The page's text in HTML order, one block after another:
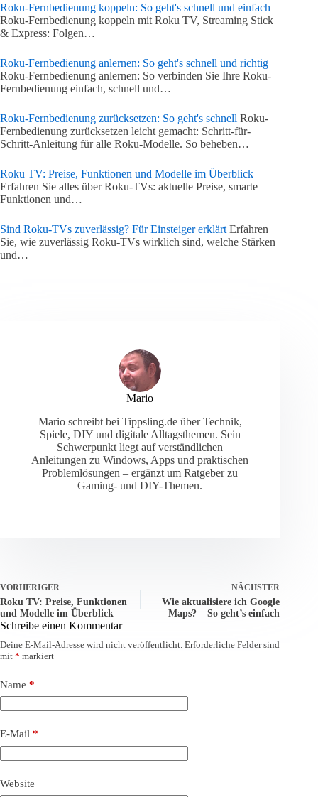
Roku-Fernbedienung koppeln: So geht's schnell und einfach
Roku-Fernbedienung koppeln mit Roku TV, Streaming Stick
& Express: Folgen…
Roku-Fernbedienung anlernen: So geht's schnell und richtig
Roku-Fernbedienung anlernen: So verbinden Sie Ihre Roku-
Fernbedienung einfach, schnell und…
Roku-Fernbedienung zurücksetzen: So geht's schnell Roku-
Fernbedienung zurücksetzen leicht gemacht: Schritt-für-
Schritt-Anleitung für alle Roku-Modelle. So beheben…
Roku TV: Preise, Funktionen und Modelle im Überblick
Erfahren Sie alles über Roku‑TVs: aktuelle Preise, smarte
Funktionen und…
Sind Roku‑TVs zuverlässig? Für Einsteiger erklärt Erfahren
Sie, wie zuverlässig Roku-TVs wirklich sind, welche Stärken
und…
Mario
Mario schreibt bei Tippsling.de über Technik,
Spiele, DIY und digitale Alltagsthemen. Sein
Schwerpunkt liegt auf verständlichen
Anleitungen zu Windows, Apps und praktischen
Problemlösungen – ergänzt um Ratgeber zu
Gaming- und DIY-Themen.
VORHERIGER
Roku TV: Preise, Funktionen
und Modelle im Überblick
NÄCHSTER
Wie aktualisiere ich Google
Maps? – So geht’s einfach
Schreibe einen Kommentar
Deine E-Mail-Adresse wird nicht veröffentlicht. Erforderliche Felder sind
mit * markiert
Name *
E-Mail *
Website